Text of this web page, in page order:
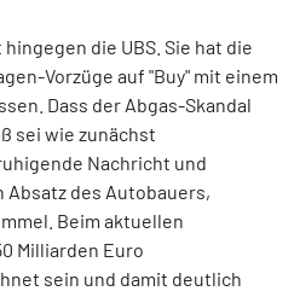
die UBS. Sie hat die
Vorzüge auf "Buy" mit einem
Dass der Abgas-Skandal
sei wie zunächst
Nachricht und
des Autobauers,
Beim aktuellen
Milliarden Euro
sein und damit deutlich